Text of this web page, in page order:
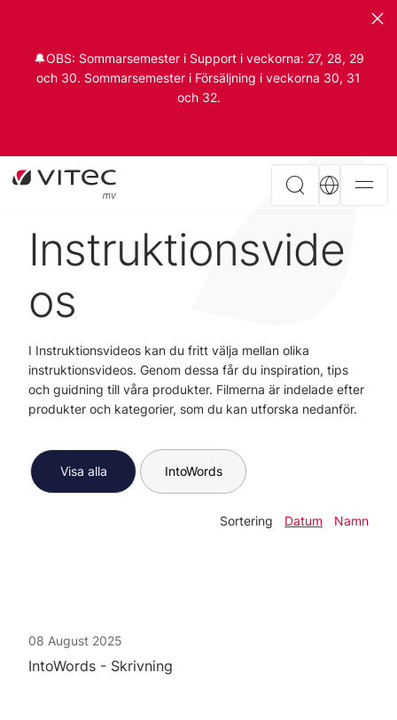
🔔OBS: Sommarsemester i Support i veckorna: 27, 28, 29
och 30. Sommarsemester i Försäljning i veckorna 30, 31
och 32.
Instruktionsvide
os
I Instruktionsvideos kan du fritt välja mellan olika
instruktionsvideos. Genom dessa får du inspiration, tips
och guidning till våra produkter. Filmerna är indelade efter
produkter och kategorier, som du kan utforska nedanför.
Visa alla IntoWords
Sortering Datum Namn
08 August 2025
IntoWords - Skrivning